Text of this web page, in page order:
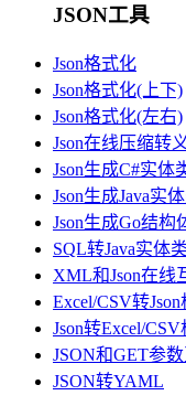
JSON工具
Json格式化
Json格式化(上下)
Json格式化(左右)
Json在线压缩转义
Json生成C#实体
Json生成Java实
Json生成Go结构
SQL转Java实体类
XML和Json在线
Excel/CSV转
Json转Excel/
JSON和GET参
JSON转YAML